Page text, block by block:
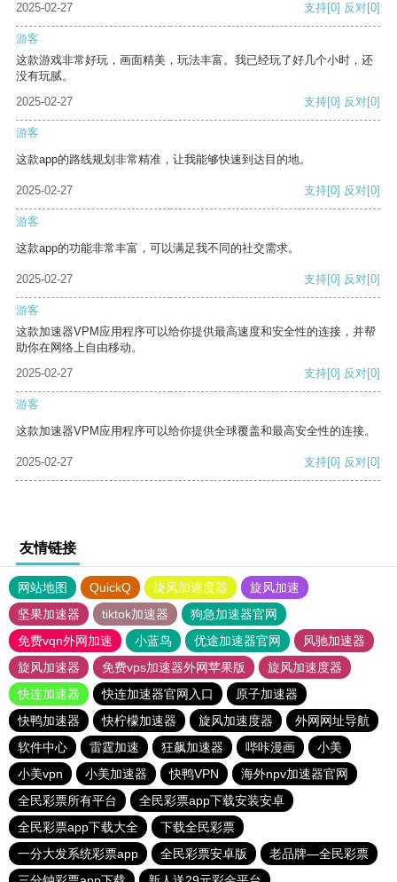
2025-02-27
支持[0] 反对[0]
游客
这款游戏非常好玩，画面精美，玩法丰富。我已经玩了好几个小时，还
没有玩腻。
2025-02-27
支持[0] 反对[0]
游客
这款app的路线规划非常精准，让我能够快速到达目的地。
2025-02-27 支持[0] 反对[0]
游客
这款app的功能非常丰富，可以满足我不同的社交需求。
2025-02-27 支持[0] 反对[0]
游客
这款加速器VPM应用程序可以给你提供最高速度和安全性的连接，并帮
助你在网络上自由移动。
2025-02-27
支持[0] 反对[0]
游客
这款加速器VPM应用程序可以给你提供全球覆盖和最高安全性的连接。
2025-02-27 支持[0] 反对[0]
友情链接
网站地图 QuickQ 旋风加速度器
旋风加速
坚果加速器
tiktok加速器
狗急加速器官网
免费vqn外网加速
小蓝鸟 优途加速器官网
风驰加速器
旋风加速器
免费vps加速器外网苹果版
旋风加速度器
快连加速器
快连加速器官网入口
原子加速器
快鸭加速器
快柠檬加速器 旋风加速度器
外网网址导航
软件中心
雷霆加速 狂飙加速器 哔咔漫画
小美
小美vpn
小美加速器 快鸭VPN
海外npv加速器官网
全民彩票所有平台
全民彩票app下载安装安卓
全民彩票app下载大全
下载全民彩票
一分大发系统彩票app
全民彩票安卓版
老品牌—全民彩票